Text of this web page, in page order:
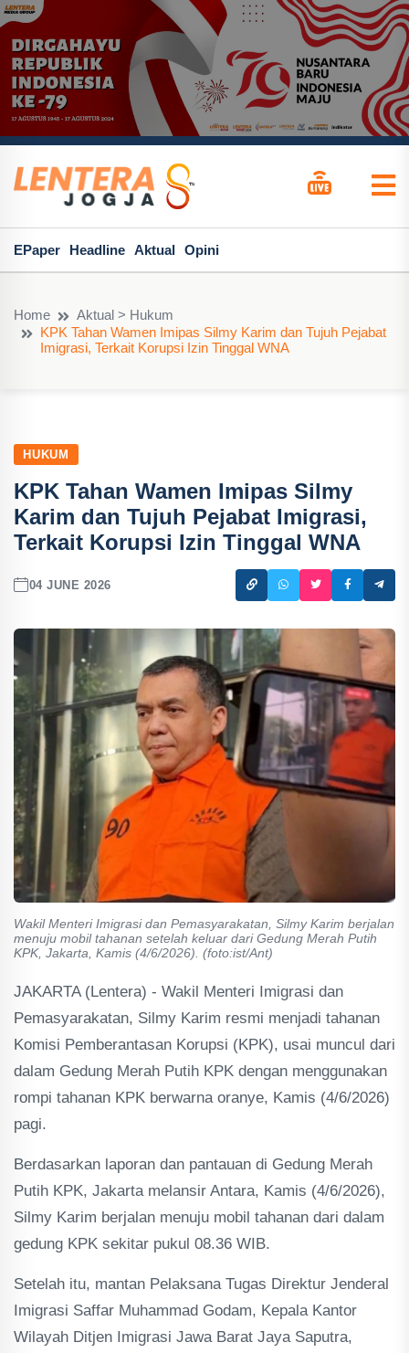
EPaper Headline Aktual Opini
Home
Aktual > Hukum
KPK Tahan Wamen Imipas Silmy Karim dan Tujuh Pejabat
Imigrasi, Terkait Korupsi Izin Tinggal WNA
HUKUM
KPK Tahan Wamen Imipas Silmy
Karim dan Tujuh Pejabat Imigrasi,
Terkait Korupsi Izin Tinggal WNA
04 JUNE 2026
Wakil Menteri Imigrasi dan Pemasyarakatan, Silmy Karim berjalan
menuju mobil tahanan setelah keluar dari Gedung Merah Putih
KPK, Jakarta, Kamis (4/6/2026). (foto:ist/Ant)
JAKARTA (Lentera) - Wakil Menteri Imigrasi dan
Pemasyarakatan, Silmy Karim resmi menjadi tahanan
Komisi Pemberantasan Korupsi (KPK), usai muncul dari
dalam Gedung Merah Putih KPK dengan menggunakan
rompi tahanan KPK berwarna oranye, Kamis (4/6/2026)
pagi.
Berdasarkan laporan dan pantauan di Gedung Merah
Putih KPK, Jakarta melansir Antara, Kamis (4/6/2026),
Silmy Karim berjalan menuju mobil tahanan dari dalam
gedung KPK sekitar pukul 08.36 WIB.
Setelah itu, mantan Pelaksana Tugas Direktur Jenderal
Imigrasi Saffar Muhammad Godam, Kepala Kantor
Wilayah Ditjen Imigrasi Jawa Barat Jaya Saputra,